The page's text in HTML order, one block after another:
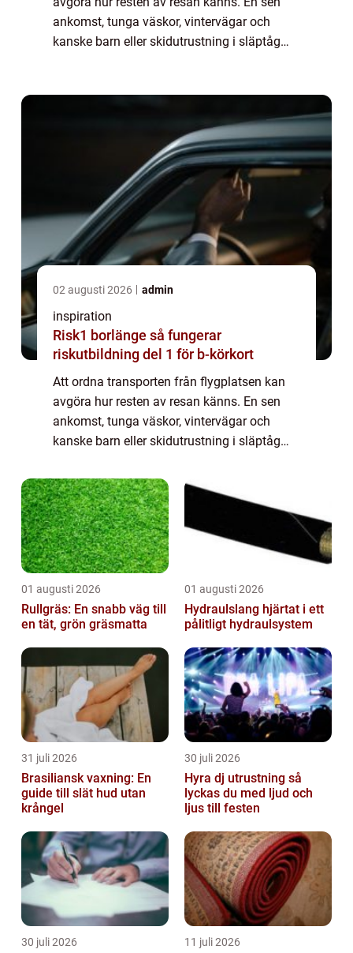
ankomst, tunga väskor, vintervägar och
kanske barn eller skidutrustning i släptåg
02 augusti 2026 admin
inspiration
Risk1 borlänge så fungerar
riskutbildning del 1 för b-körkort
Att ordna transporten från flygplatsen kan
avgöra hur resten av resan känns. En sen
ankomst, tunga väskor, vintervägar och
kanske barn eller skidutrustning i släptåg
hotellet. Då blir flygtaxi östersund ett
enkelt...
01 augusti 2026
Rullgräs: En snabb väg till
en tät, grön gräsmatta
01 augusti 2026
Hydraulslang hjärtat i ett
pålitligt hydraulsystem
31 juli 2026
Brasiliansk vaxning: En
guide till slät hud utan
krångel
30 juli 2026
Hyra dj utrustning så
lyckas du med ljud och
ljus till festen
30 juli 2026 11 juli 2026